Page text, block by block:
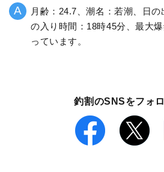
月齢：24.7、潮名：若潮、日
の入り時間：18時45分、最大
っています。
釣割のSNSをフォ